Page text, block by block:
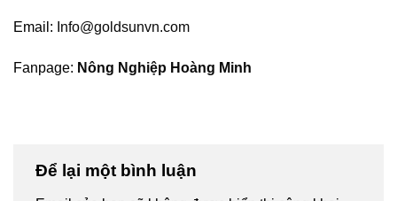
Email: Info@goldsunvn.com
Fanpage: Nông Nghiệp Hoàng Minh
Để lại một bình luận